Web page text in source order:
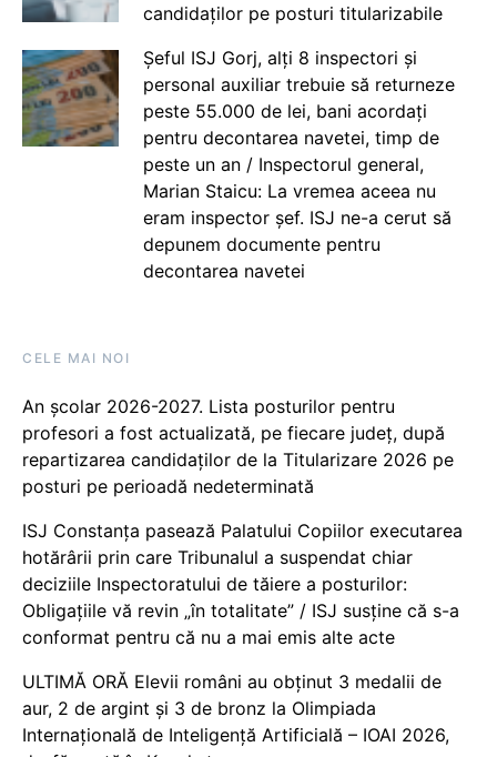
candidaților pe posturi titularizabile
Șeful ISJ Gorj, alți 8 inspectori și
personal auxiliar trebuie să returneze
peste 55.000 de lei, bani acordați
pentru decontarea navetei, timp de
peste un an / Inspectorul general,
Marian Staicu: La vremea aceea nu
eram inspector șef. ISJ ne-a cerut să
depunem documente pentru
decontarea navetei
CELE MAI NOI
An școlar 2026-2027. Lista posturilor pentru
profesori a fost actualizată, pe fiecare județ, după
repartizarea candidaților de la Titularizare 2026 pe
posturi pe perioadă nedeterminată
ISJ Constanța pasează Palatului Copiilor executarea
hotărârii prin care Tribunalul a suspendat chiar
deciziile Inspectoratului de tăiere a posturilor:
Obligațiile vă revin „în totalitate” / ISJ susține că s-a
conformat pentru că nu a mai emis alte acte
ULTIMĂ ORĂ Elevii români au obținut 3 medalii de
aur, 2 de argint și 3 de bronz la Olimpiada
Internațională de Inteligență Artificială – IOAI 2026,